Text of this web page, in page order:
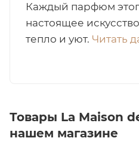
Каждый парфюм
настоящее
тепло и уют. Читать
Товары La Maison
нашем магазине